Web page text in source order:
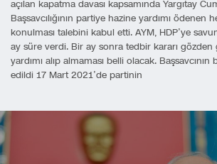
açılan kapatma davası kapsamında Yargıtay
Başsavcılığının partiye hazine yardımı ödenen
konulması talebini kabul etti. AYM, HDP’ye
ay süre verdi. Bir ay sonra tedbir kararı gözden
yardımı alıp almaması belli olacak.
edildi 17 Mart 2021’de partinin